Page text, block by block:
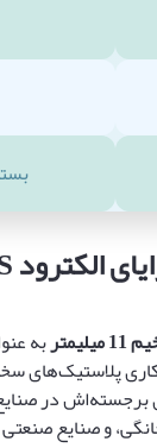
الکترود
به
پلاستیک‌های
برجسته‌اش در
و صنایع صنعتی